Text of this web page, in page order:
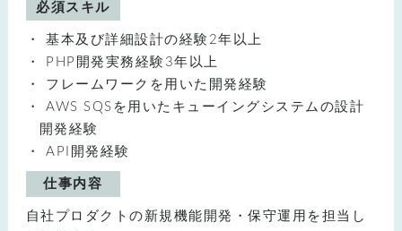
必須スキル
基本及び詳細設計の経験2年以上
PHP開発実務経験3年以上
フレームワークを用いた開発経験
AWS SQSを用いたキューイングシステムの設計
開発経験
API開発経験
仕事内容
自社プロダクトの新規機能開発・保守運用を担当し